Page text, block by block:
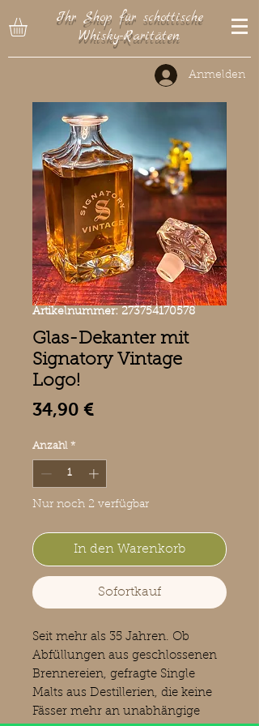
Ihr Shop für schottische
Whisky-Raritäten
Anmelden
Artikelnummer: 273754170578
Glas-Dekanter mit
Signatory Vintage
Logo!
34,90 €Preis
Anzahl *
Nur noch 2 verfügbar
In den Warenkorb
Sofortkauf
Seit mehr als 35 Jahren. Ob
Abfüllungen aus geschlossenen
Brennereien, gefragte Single
Malts aus Destillerien, die keine
Fässer mehr an unabhängige